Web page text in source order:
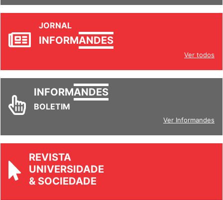
JORNAL
INFORMANDES
Ver todos
INFORMANDES
BOLETIM
Ver Informandes
REVISTA
UNIVERSIDADE
& SOCIEDADE